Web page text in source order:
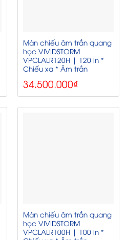
Màn chiếu âm trần quang
học VIVIDSTORM
VPCLALR120H | 120 in *
Chiếu xa * Âm trần
34.500.000₫
Màn chiếu âm trần quang
học VIVIDSTORM
VPCLALR100H | 100 in *